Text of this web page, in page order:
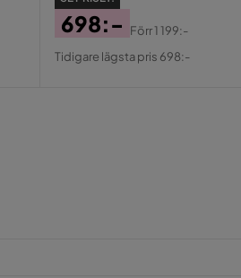
Pris
698:-
Original
Förr1 199:-
Tidigare lägsta pris 698:-